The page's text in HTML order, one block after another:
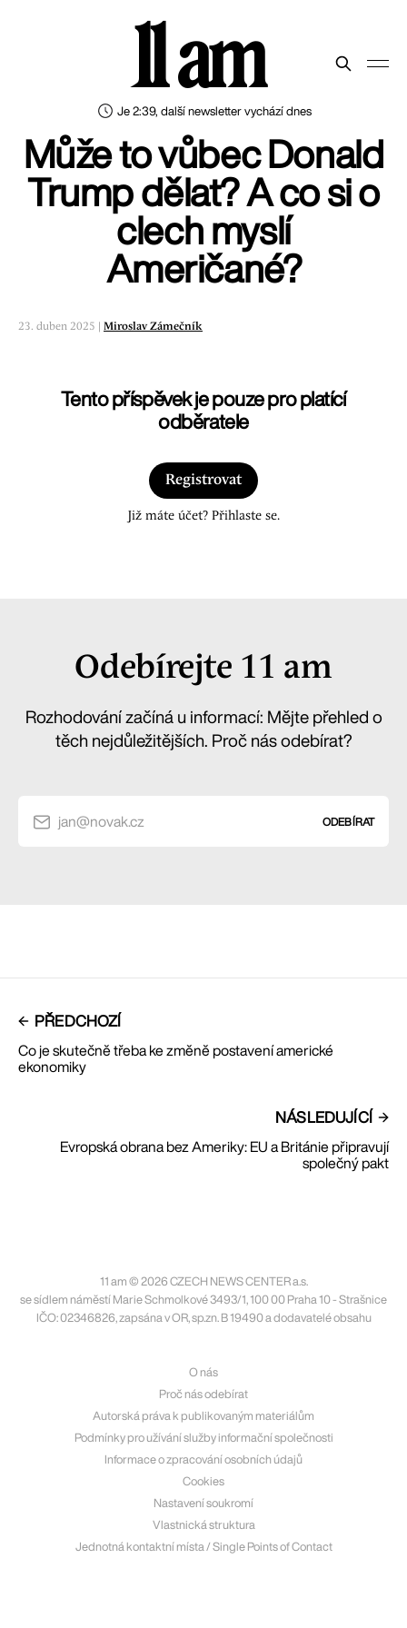
Je 2:39, další newsletter vychází dnes
11 am
Může to vůbec Donald
Trump dělat? A co si o
clech myslí
Američané?
23. duben 2025 | Miroslav Zámečník
Tento příspěvek je pouze pro platící
odběratele
Registrovat
Již máte účet? Přihlaste se.
Odebírejte 11 am
Rozhodování začíná u informací: Mějte přehled o
těch nejdůležitějších. Proč nás odebírat?
jan@novak.cz ODEBÍRAT
PŘEDCHOZÍ
Co je skutečně třeba ke změně postavení americké
ekonomiky
NÁSLEDUJÍCÍ
Evropská obrana bez Ameriky: EU a Británie připravují
společný pakt
11 am © 2026 CZECH NEWS CENTER a.s.
se sídlem náměstí Marie Schmolkové 3493/1, 100 00 Praha 10 - Strašnice
IČO: 02346826, zapsána v OR, sp.zn. B 19490 a dodavatelé obsahu
O nás
Proč nás odebírat
Autorská práva k publikovaným materiálům
Podmínky pro užívání služby informační společnosti
Informace o zpracování osobních údajů
Cookies
Nastavení soukromí
Vlastnická struktura
Jednotná kontaktní místa / Single Points of Contact